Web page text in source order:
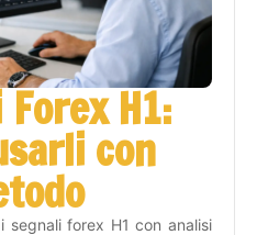
H1:
con
segnali forex H1 con analisi